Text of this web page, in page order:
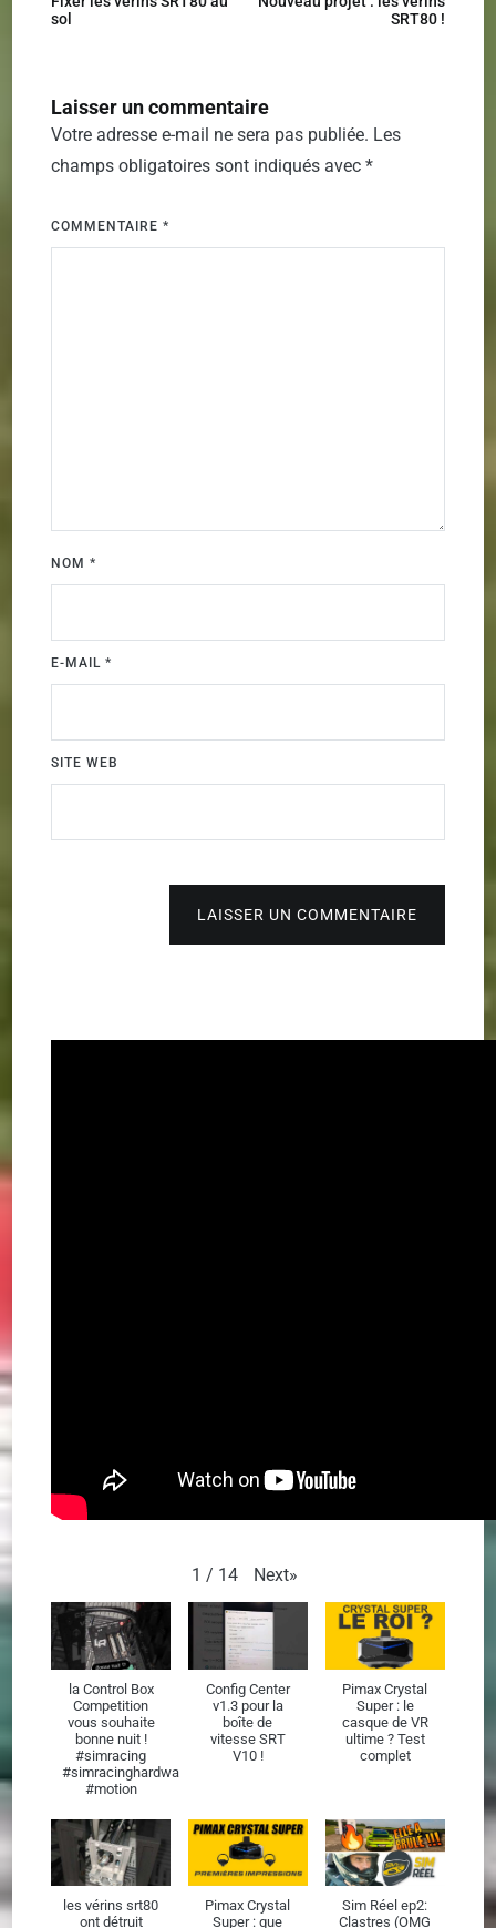
l’article
sol
SRT80 !
Laisser un commentaire
Votre adresse e-mail ne sera pas publiée. Les
champs obligatoires sont indiqués avec*
COMMENTAIRE*
NOM*
E-MAIL*
SITE WEB
LAISSER UN COMMENTAIRE
1 / 14 Next»
la Control Box
Competition
vous souhaite
bonne nuit !
#simracing
#simracinghardware
#motion
Config Center
v1.3 pour la
boîte de
vitesse SRT
V10 !
Pimax Crystal
Super : le
casque de VR
ultime ? Test
complet
les vérins srt80
ont détruit
Pimax Crystal
Super : que
Sim Réel ep2:
Clastres (OMG